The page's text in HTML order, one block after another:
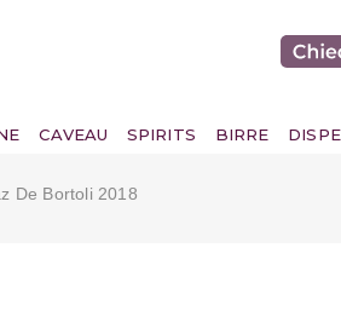
CAVEAU SPIRITS BIRRE
De Bortoli 2018